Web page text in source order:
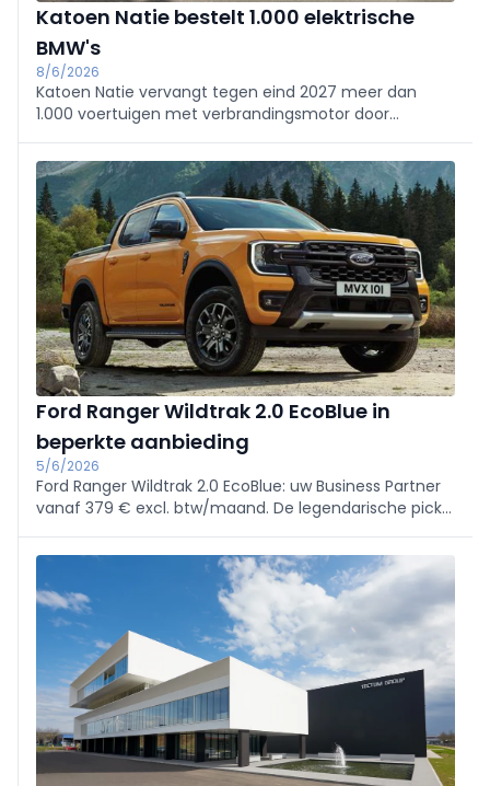
Katoen Natie bestelt 1.000 elektrische
BMW's
8/6/2026
Katoen Natie vervangt tegen eind 2027 meer dan
1.000 voertuigen met verbrandingsmotor door
elektrische bedrijfswagenbestelling ooit in België bij
één constructeur.
Ford Ranger Wildtrak 2.0 EcoBlue in
beperkte aanbieding
5/6/2026
Ford Ranger Wildtrak 2.0 EcoBlue: uw Business Partner
vanaf 379 € excl. btw/maand. De legendarische pick-
gevestigd – beperkte stock, exclusieve aanbieding tot